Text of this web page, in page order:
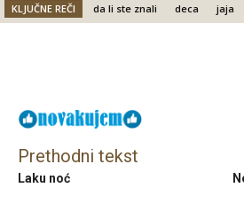
KLJUČNE REČI da li ste znali deca jaja
Prethodni tekst
Laku noć